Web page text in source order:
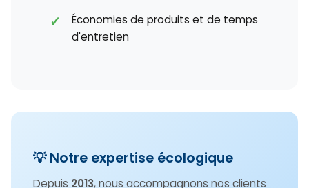
Économies de produits et de temps
d'entretien
💡 Notre expertise écologique
Depuis 2013, nous accompagnons nos clients